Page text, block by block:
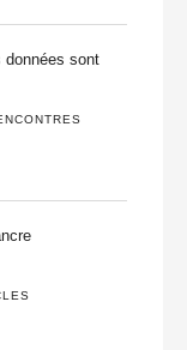
données sont